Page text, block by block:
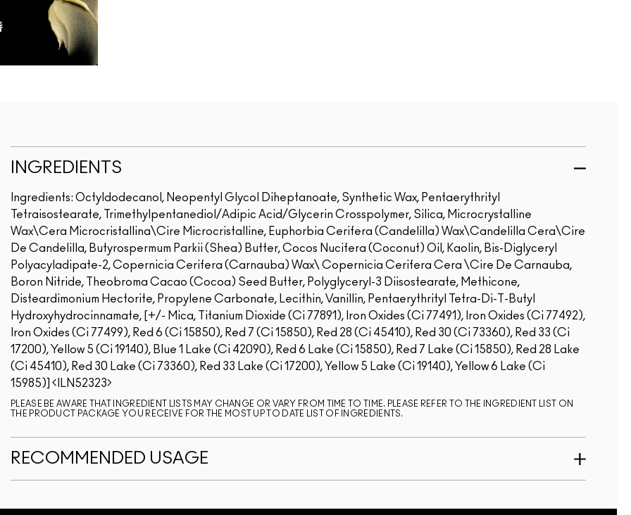
INGREDIENTS
Ingredients: Octyldodecanol, Neopentyl Glycol Diheptanoate, Synthetic Wax, Pentaerythrityl
Tetraisostearate, Trimethylpentanediol/Adipic Acid/Glycerin Crosspolymer, Silica, Microcrystalline
Wax\Cera Microcristallina\Cire Microcristalline, Euphorbia Cerifera (Candelilla) Wax\Candelilla Cera\Cire
De Candelilla, Butyrospermum Parkii (Shea) Butter, Cocos Nucifera (Coconut) Oil, Kaolin, Bis-Diglyceryl
Polyacyladipate-2, Copernicia Cerifera (Carnauba) Wax\ Copernicia Cerifera Cera \Cire De Carnauba,
Boron Nitride, Theobroma Cacao (Cocoa) Seed Butter, Polyglyceryl-3 Diisostearate, Methicone,
Disteardimonium Hectorite, Propylene Carbonate, Lecithin, Vanillin, Pentaerythrityl Tetra-Di-T-Butyl
Hydroxyhydrocinnamate, [+/- Mica, Titanium Dioxide (Ci 77891), Iron Oxides (Ci 77491), Iron Oxides (Ci 77492),
Iron Oxides (Ci 77499), Red 6 (Ci 15850), Red 7 (Ci 15850), Red 28 (Ci 45410), Red 30 (Ci 73360), Red 33 (Ci
17200), Yellow 5 (Ci 19140), Blue 1 Lake (Ci 42090), Red 6 Lake (Ci 15850), Red 7 Lake (Ci 15850), Red 28 Lake
(Ci 45410), Red 30 Lake (Ci 73360), Red 33 Lake (Ci 17200), Yellow 5 Lake (Ci 19140), Yellow 6 Lake (Ci
15985)]
ILN52323
PLEASE BE AWARE THAT INGREDIENT LISTS MAY CHANGE OR VARY FROM TIME TO TIME. PLEASE REFER TO THE INGREDIENT LIST ON
THE PRODUCT PACKAGE YOU RECEIVE FOR THE MOST UP TO DATE LIST OF INGREDIENTS.
RECOMMENDED USAGE